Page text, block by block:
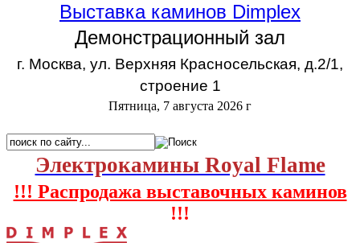
Выставка каминов Dimplex
Демонстрационный зал
г. Москва, ул. Верхняя Красносельская, д.2/1,
строение 1
Пятница, 7 августа 2026 г
Электрокамины Royal Flame
!!! Распродажа выставочных каминов
!!!